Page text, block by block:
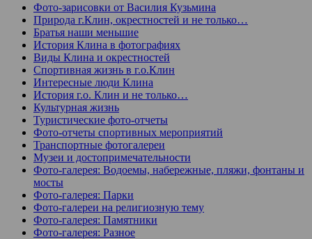
Фото-зарисовки от Василия Кузьмина
Природа г.Клин, окрестностей и не только…
Братья наши меньшие
История Клина в фотографиях
Виды Клина и окрестностей
Спортивная жизнь в г.о.Клин
Интересные люди Клина
История г.о. Клин и не только…
Культурная жизнь
Туристические фото-отчеты
Фото-отчеты спортивных мероприятий
Транспортные фотогалереи
Музеи и достопримечательности
Фото-галерея: Водоемы, набережные, пляжи, фонтаны и
мосты
Фото-галерея: Парки
Фото-галереи на религиозную тему
Фото-галерея: Памятники
Фото-галерея: Разное